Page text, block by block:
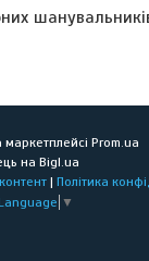
Prom.ua
на Bigl.ua
| Політика
▼